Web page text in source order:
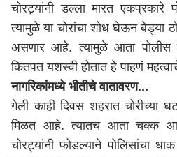
चोरट्यांनी डल्ला मारत एकप्रकारे
त्यामुळे या चोरांचा शोध घेऊन बेड्या
असणार आहे. त्यामुळे आता पोलीस
कितपत यशस्वी होतात हे पाहणं
नागरिकांमध्ये भीतीचे वातावरण...
गेली काही दिवस शहरात चोरीच्या
मिळत आहे. त्यातच आता चक्क
चोरट्यांनी फोडल्याने पोलिसांचा